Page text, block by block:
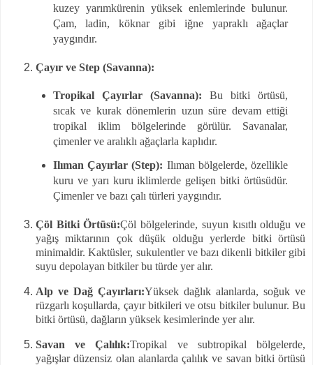
kuzey yarımkürenin yüksek enlemlerinde bulunur.
Çam, ladin, köknar gibi iğne yapraklı ağaçlar
yaygındır.
Çayır ve Step (Savanna):
Tropikal Çayırlar (Savanna): Bu bitki örtüsü,
sıcak ve kurak dönemlerin uzun süre devam ettiği
tropikal iklim bölgelerinde görülür. Savanalar,
çimenler ve aralıklı ağaçlarla kaplıdır.
Ilıman Çayırlar (Step): Ilıman bölgelerde, özellikle
kuru ve yarı kuru iklimlerde gelişen bitki örtüsüdür.
Çimenler ve bazı çalı türleri yaygındır.
Çöl Bitki Örtüsü:Çöl bölgelerinde, suyun kısıtlı olduğu ve
yağış miktarının çok düşük olduğu yerlerde bitki örtüsü
minimaldir. Kaktüsler, sukulentler ve bazı dikenli bitkiler gibi
suyu depolayan bitkiler bu türde yer alır.
Alp ve Dağ Çayırları:Yüksek dağlık alanlarda, soğuk ve
rüzgarlı koşullarda, çayır bitkileri ve otsu bitkiler bulunur. Bu
bitki örtüsü, dağların yüksek kesimlerinde yer alır.
Savan ve Çalılık:Tropikal ve subtropikal bölgelerde,
yağışlar düzensiz olan alanlarda çalılık ve savan bitki örtüsü